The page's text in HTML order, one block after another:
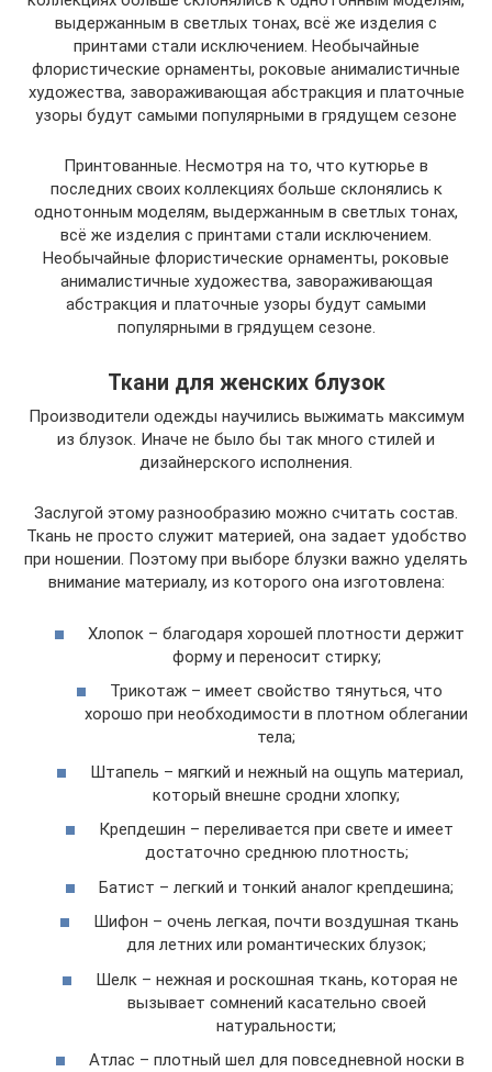
выдержанным в светлых тонах, всё же изделия с
принтами стали исключением. Необычайные
флористические орнаменты, роковые анималистичные
художества, завораживающая абстракция и платочные
узоры будут самыми популярными в грядущем сезоне
Принтованные. Несмотря на то, что кутюрье в
последних своих коллекциях больше склонялись к
однотонным моделям, выдержанным в светлых тонах,
всё же изделия с принтами стали исключением.
Необычайные флористические орнаменты, роковые
анималистичные художества, завораживающая
абстракция и платочные узоры будут самыми
популярными в грядущем сезоне.
Ткани для женских блузок
Производители одежды научились выжимать максимум
из блузок. Иначе не было бы так много стилей и
дизайнерского исполнения.
Заслугой этому разнообразию можно считать состав.
Ткань не просто служит материей, она задает удобство
при ношении. Поэтому при выборе блузки важно уделять
внимание материалу, из которого она изготовлена:
Хлопок – благодаря хорошей плотности держит
форму и переносит стирку;
Трикотаж – имеет свойство тянуться, что
хорошо при необходимости в плотном облегании
тела;
Штапель – мягкий и нежный на ощупь материал,
который внешне сродни хлопку;
Крепдешин – переливается при свете и имеет
достаточно среднюю плотность;
Батист – легкий и тонкий аналог крепдешина;
Шифон – очень легкая, почти воздушная ткань
для летних или романтических блузок;
Шелк – нежная и роскошная ткань, которая не
вызывает сомнений касательно своей
натуральности;
Атлас – плотный шел для повседневной носки в